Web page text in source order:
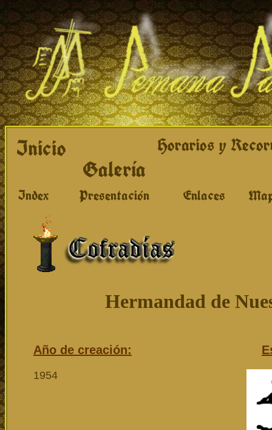
Inicio
Galería
Horarios y
Index Presentación Enlaces
Hermandad de
Año de creación:
1954